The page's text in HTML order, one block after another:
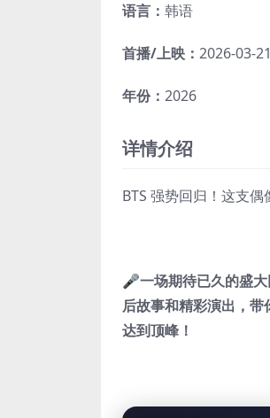
语言： 韩语
首播/上映： 2026-03-
年份： 2026
详情介绍
BTS 强势回归！这支
🎤一场期待已久的盛
后故事和精彩演出，
达到顶峰！